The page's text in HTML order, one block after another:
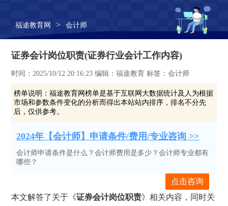
福途教育网 > 会计师
证券会计岗位职责(证券行业会计工作内容)
时间：2025/10/12 20:16:23 编辑：福途教育 标签：会计师
榜单说明：福途教育网榜单是基于互联网大数据统计及人为根据
市场和参数条件变化的分析而得出本站站内排序，排名不分先
后，仅供参考。
2024年【会计师】申请条件/费用/专业咨询 >>
会计师申请条件是什么？会计师费用是多少？会计师专业都有
哪些？
点击咨询
本文解答了关于《证券会计岗位职责》相关内容，同时关